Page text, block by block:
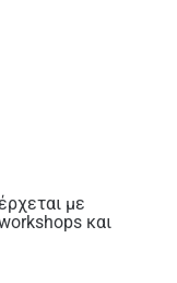
με
και